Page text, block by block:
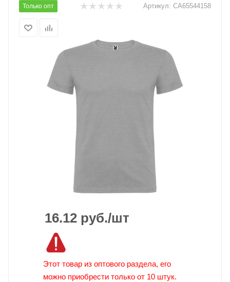
Только опт Артикул: CA65544158
16.12 руб./шт
Этот товар из оптового раздела, его
можно приобрести только от 10 штук.